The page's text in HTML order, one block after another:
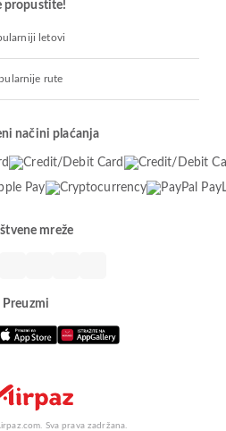
propustite!
letovi
rute
načini plaćanja
mreže
Preuzmi
Sva prava zadržana.